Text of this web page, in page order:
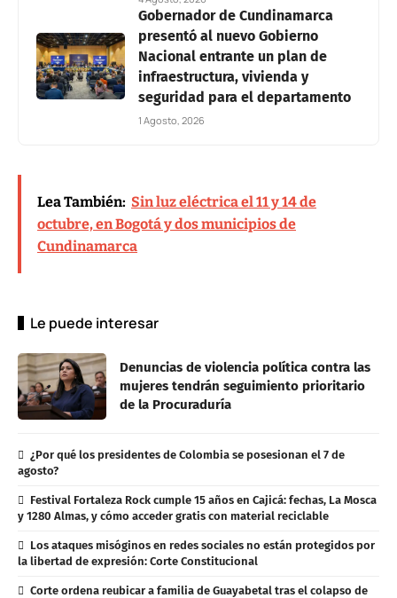
Gobernador de Cundinamarca
presentó al nuevo Gobierno
Nacional entrante un plan de
infraestructura, vivienda y
seguridad para el departamento
1 Agosto, 2026
Lea También: Sin luz eléctrica el 11 y 14 de
octubre, en Bogotá y dos municipios de
Cundinamarca
Le puede interesar
Denuncias de violencia política contra las
mujeres tendrán seguimiento prioritario
de la Procuraduría
¿Por qué los presidentes de Colombia se posesionan el 7 de
agosto?
Festival Fortaleza Rock cumple 15 años en Cajicá: fechas, La Mosca
y 1280 Almas, y cómo acceder gratis con material reciclable
Los ataques misóginos en redes sociales no están protegidos por
la libertad de expresión: Corte Constitucional
Corte ordena reubicar a familia de Guayabetal tras el colapso de